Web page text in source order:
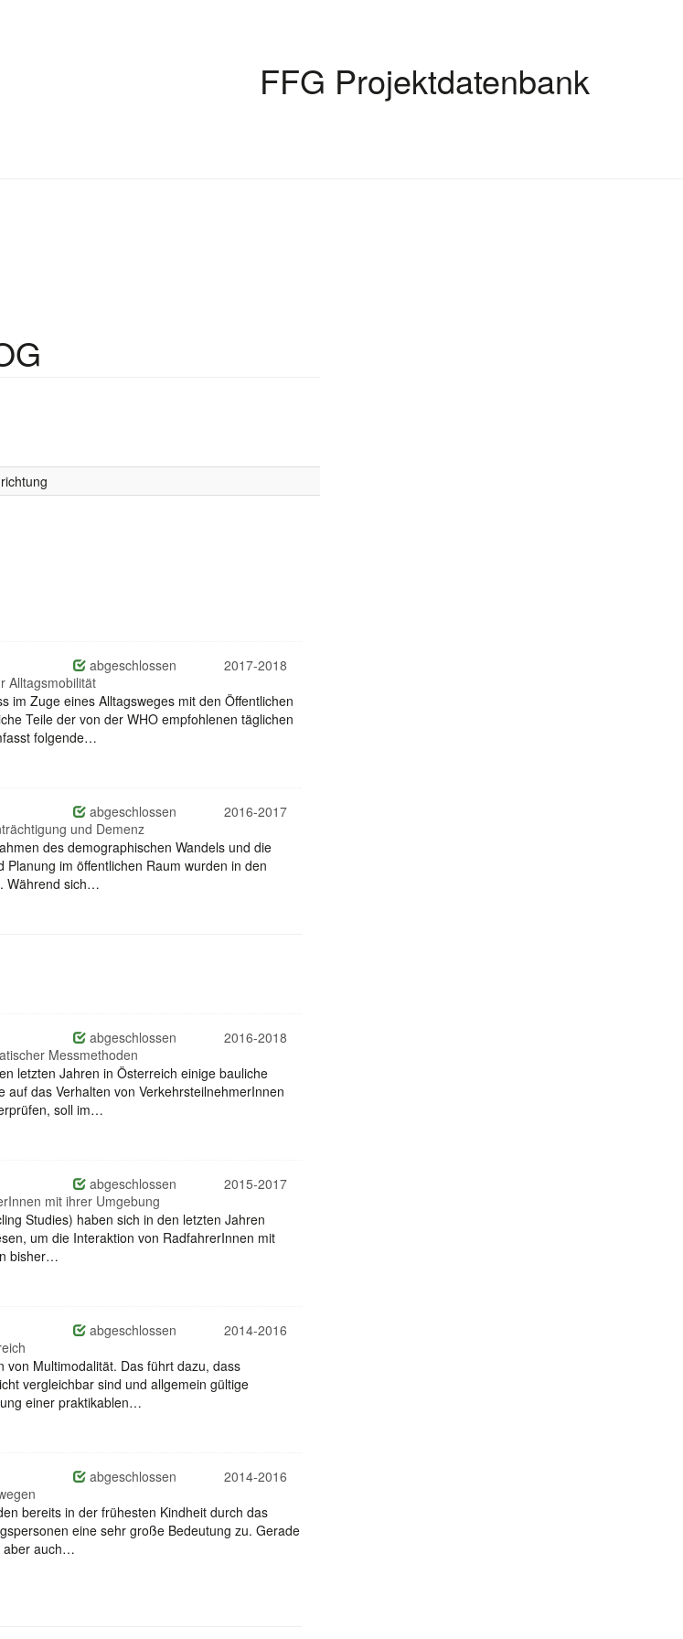
FFG Projektdatenbank
abgeschlossen
2017-2018
Alltagsmobilität
im Zuge eines Alltagsweges mit den Öffentlichen
Teile der von der WHO empfohlenen täglichen
folgende…
abgeschlossen
2016-2017
und Demenz
des demographischen Wandels und die
im öffentlichen Raum wurden in den
Während sich…
abgeschlossen
2016-2018
Messmethoden
letzten Jahren in Österreich einige bauliche
das Verhalten von VerkehrsteilnehmerInnen
soll im…
abgeschlossen
2015-2017
mit ihrer Umgebung
Studies) haben sich in den letzten Jahren
um die Interaktion von RadfahrerInnen mit
bisher…
abgeschlossen
2014-2016
Multimodalität. Das führt dazu, dass
vergleichbar sind und allgemein gültige
einer praktikablen…
abgeschlossen
2014-2016
bereits in der frühesten Kindheit durch das
eine sehr große Bedeutung zu. Gerade
aber auch…